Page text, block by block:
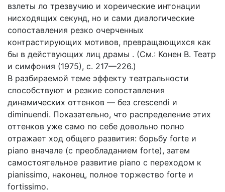
взлеты ло трезвучию и хореические интонации
нисходящих секунд, но и сами диалогические
сопоставления резко очерченных
контрастирующих мотивов, превращающихся как
бы в действующих лиц драмы . (См.: Конен В. Театр
и симфония (1975), с. 217—226.)
В разбираемой теме эффекту театральности
способствуют и резкие сопоставления
динамических оттенков — без crescendi и
diminuendi. Показательно, что распределение этих
оттенков уже само по себе довольно полно
отражает ход общего развития: борьбу forte и
piano вначале (с преобладанием forte), затем
самостоятельное развитие piano с переходом к
pianissimo, наконец, полное торжество forte и
fortissimo.